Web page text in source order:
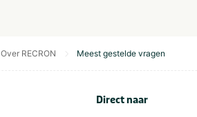
Over RECRON Meest gestelde vragen
Direct naar